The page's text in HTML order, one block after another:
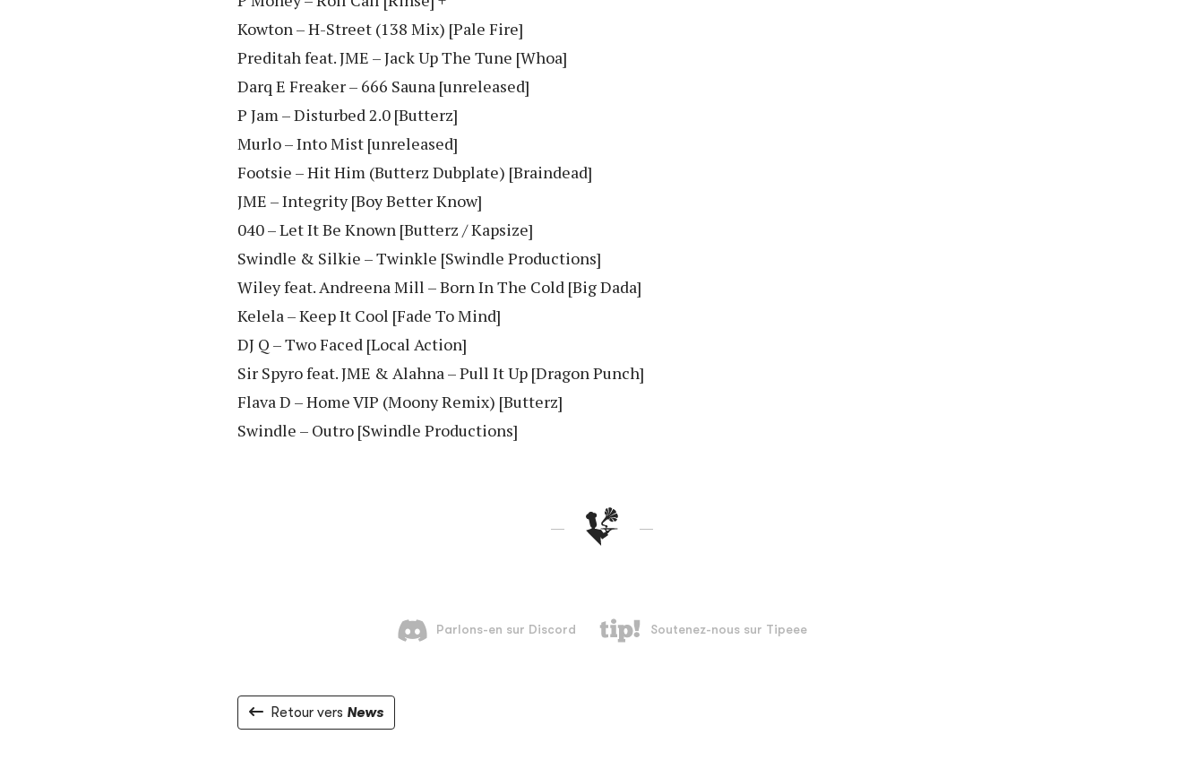
Kowton – H-Street (138 Mix) [Pale Fire]
Preditah feat. JME – Jack Up The Tune [Whoa]
Darq E Freaker – 666 Sauna [unreleased]
P Jam – Disturbed 2.0 [Butterz]
Murlo – Into Mist [unreleased]
Footsie – Hit Him (Butterz Dubplate) [Braindead]
JME – Integrity [Boy Better Know]
040 – Let It Be Known [Butterz / Kapsize]
Swindle & Silkie – Twinkle [Swindle Productions]
Wiley feat. Andreena Mill – Born In The Cold [Big Dada]
Kelela – Keep It Cool [Fade To Mind]
DJ Q – Two Faced [Local Action]
Sir Spyro feat. JME & Alahna – Pull It Up [Dragon Punch]
Flava D – Home VIP (Moony Remix) [Butterz]
Swindle – Outro [Swindle Productions]
Retour vers News